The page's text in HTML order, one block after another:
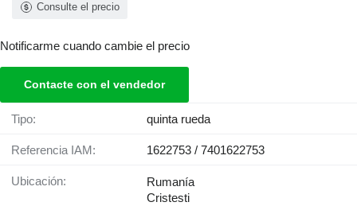
Consulte el precio
Notificarme cuando cambie el precio
Contacte con el vendedor
Tipo: quinta rueda
Referencia IAM: 1622753 / 7401622753
Ubicación:
Rumanía
Cristesti